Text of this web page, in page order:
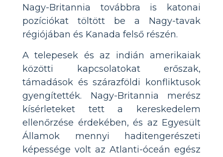
Nagy-Britannia továbbra is katonai
pozíciókat töltött be a Nagy-tavak
régiójában és Kanada felső részén.
A telepesek és az indián amerikaiak
közötti kapcsolatokat erőszak,
támadások és szárazföldi konfliktusok
gyengítették. Nagy-Britannia merész
kísérleteket tett a kereskedelem
ellenőrzése érdekében, és az Egyesült
Államok mennyi haditengerészeti
képessége volt az Atlanti-óceán egész